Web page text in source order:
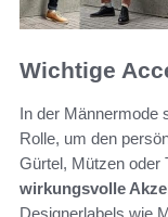
Wichtige
In der Männermode
Rolle, um den
Gürtel, Mützen oder
wirkungsvolle
Designerlabels wie